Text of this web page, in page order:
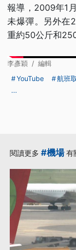
報導，2009年1
未爆彈。另外在
重約50公斤和
李彥穎 / 編輯
YouTube
航班
...
閱讀更多 #機場有